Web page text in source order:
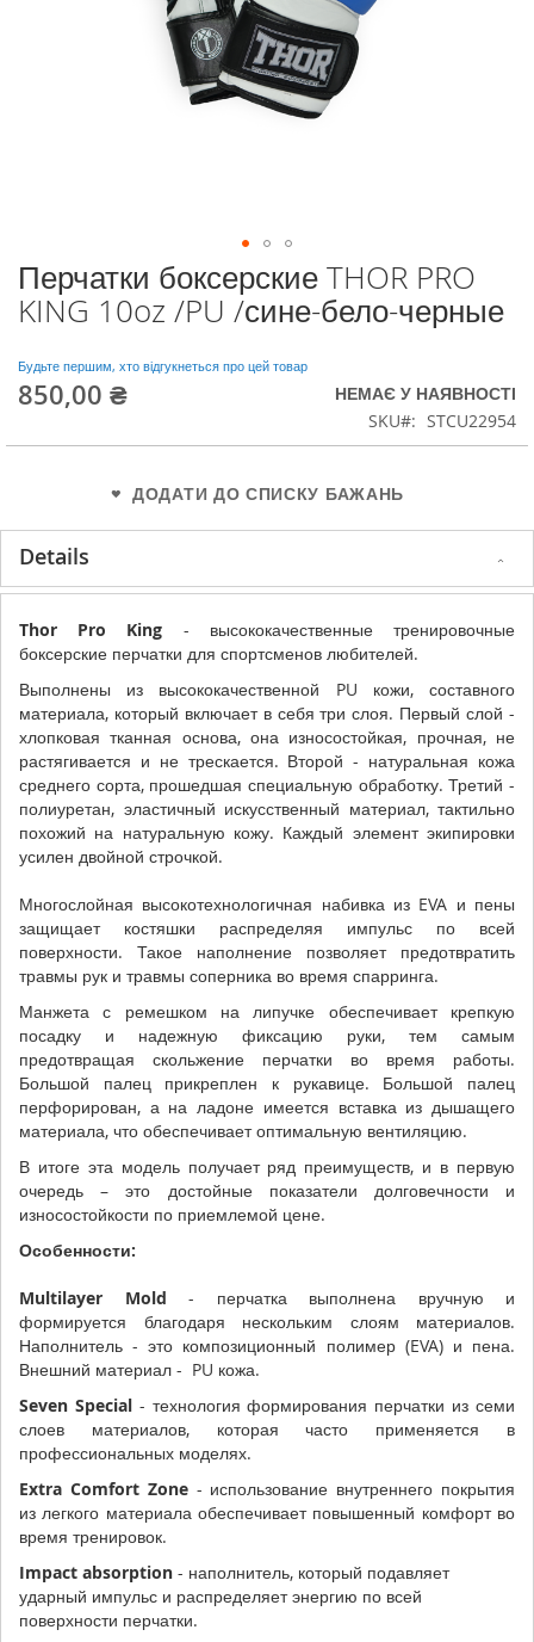
Перейти
до
початку
зображень
Перчатки боксерские THOR PRO
KING 10oz /PU /сине-бело-черные
Будьте першим, хто відгукнеться про цей товар
850,00 ₴
НЕМАЄ У НАЯВНОСТІ
SKU
STCU22954
ДОДАТИ ДО СПИСКУ БАЖАНЬ
Details
Thor Pro King - высококачественные тренировочные
боксерские перчатки для спортсменов любителей.
Выполнены из высококачественной PU кожи, составного
материала, который включает в себя три слоя. Первый слой -
хлопковая тканная основа, она износостойкая, прочная, не
растягивается и не трескается. Второй - натуральная кожа
среднего сорта, прошедшая специальную обработку. Третий -
полиуретан, эластичный искусственный материал, тактильно
похожий на натуральную кожу. Каждый элемент экипировки
усилен двойной строчкой.
Многослойная высокотехнологичная набивка из EVA и пены
защищает костяшки распределяя импульс по всей
поверхности. Такое наполнение позволяет предотвратить
травмы рук и травмы соперника во время спарринга.
Манжета с ремешком на липучке обеспечивает крепкую
посадку и надежную фиксацию руки, тем самым
предотвращая скольжение перчатки во время работы.
Большой палец прикреплен к рукавице. Большой палец
перфорирован, а на ладоне имеется вставка из дышащего
материала, что обеспечивает оптимальную вентиляцию.
В итоге эта модель получает ряд преимуществ, и в первую
очередь – это достойные показатели долговечности и
износостойкости по приемлемой цене.
Особенности:
Multilayer Mold - перчатка выполнена вручную и
формируется благодаря нескольким слоям материалов.
Наполнитель - это композиционный полимер (EVA) и пена.
Внешний материал - PU кожа.
Seven Special- технология формирования перчатки из семи
слоев материалов, которая часто применяется в
профессиональных моделях.
Extra Comfort Zone- использование внутреннего покрытия
из легкого материала обеспечивает повышенный комфорт во
время тренировок.
Impact absorption - наполнитель, который подавляет
ударный импульс и распределяет энергию по всей
поверхности перчатки.